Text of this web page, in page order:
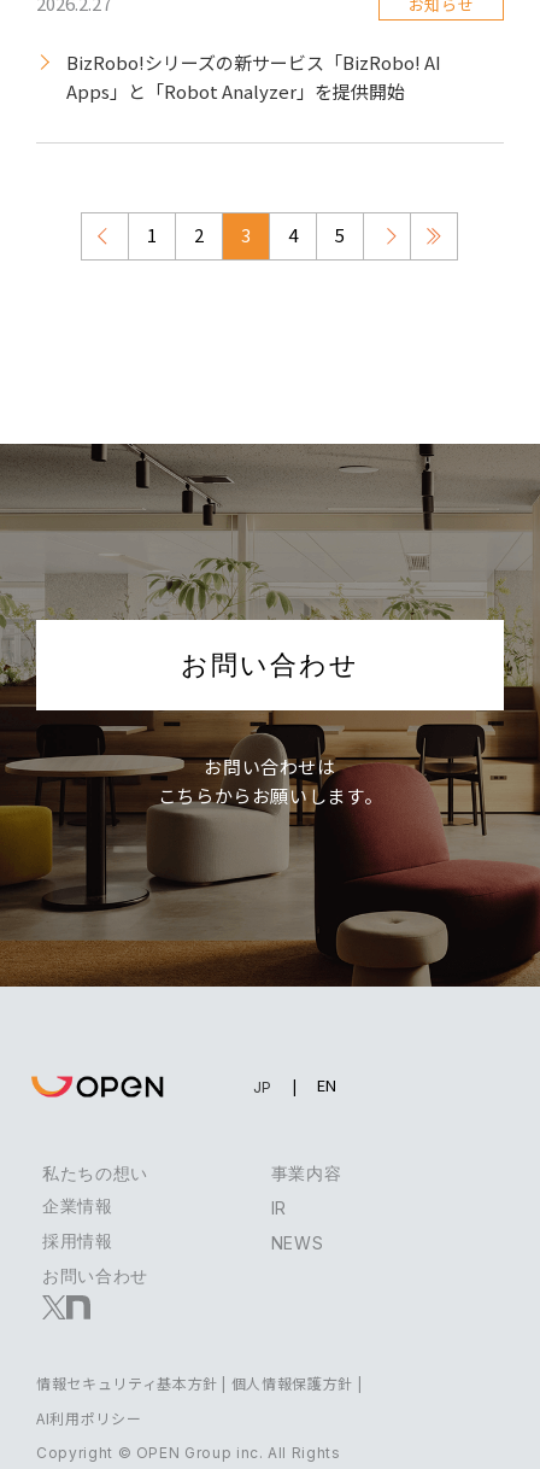
BizRobo!シリーズの新サービス「BizRobo! AI
Apps」と「Robot Analyzer」を提供開始
BACK
1 2 3 4 5 NEXT
お問い合わせ
お問い合わせは
こちらからお願いします。
EN
JP
私たちの想い
事業内容
企業情報
IR
採用情報
NEWS
お問い合わせ
Copyright © OPEN Group inc. All Rights
情報セキュリティ基本方針 | 個人情報保護方針 |
AI利用ポリシー